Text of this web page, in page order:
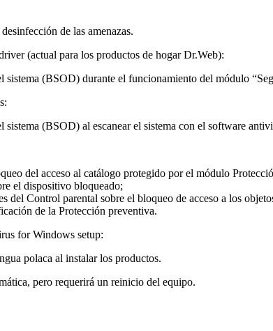
de las amenazas.
(actual para los productos de hogar Dr.Web):
sistema (BSOD) durante el funcionamiento del módulo
sistema (BSOD) al escanear el sistema con el software
del acceso al catálogo protegido por el módulo
el dispositivo bloqueado;
del Control parental sobre el bloqueo de acceso a los
de la Protección preventiva.
for Windows setup:
polaca al instalar los productos.
pero requerirá un reinicio del equipo.